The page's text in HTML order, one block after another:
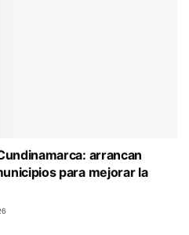
arrancan
para mejorar la